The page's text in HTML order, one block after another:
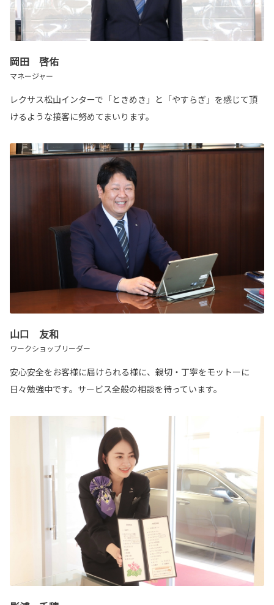
岡田 啓佑
マネージャー
レクサス松山インターで「ときめき」と「やすらぎ」を感じて頂
けるような接客に努めてまいります。
山口 友和
ワークショップリーダー
安心安全をお客様に届けられる様に、親切・丁寧をモットーに
日々勉強中です。サービス全般の相談を待っています。